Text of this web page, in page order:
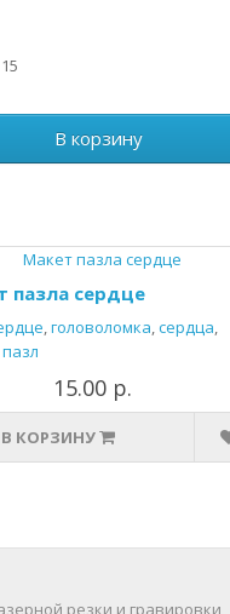
В корзину
пазла сердце
,головоломка,сердца,
пазл
15.00 р.
В КОРЗИНУ
резки и гравировки